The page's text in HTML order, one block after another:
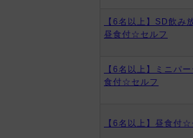
【6名以上】SD飲み
昼食付☆セルフ
【6名以上】ミニパ
食付☆セルフ
【6名以上】昼食付☆